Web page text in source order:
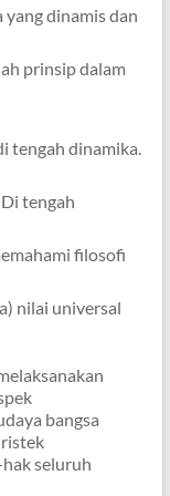
dinamis dan
prinsip dalam
tengah dinamika.
tengah
filosofi
nilai universal
bangsa
seluruh